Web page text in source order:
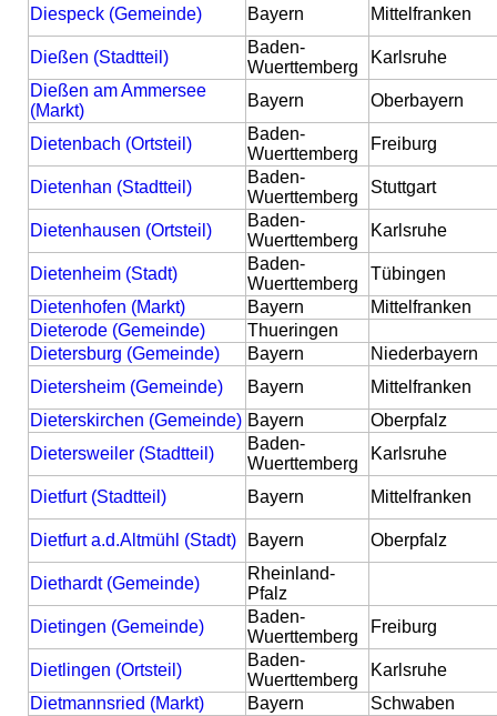
Diespeck (Gemeinde) Bayern Mittelfranken
Dießen (Stadtteil)
Baden-
Wuerttemberg
Karlsruhe
Dießen am Ammersee
(Markt)
Bayern Oberbayern
Dietenbach (Ortsteil)
Baden-
Wuerttemberg
Freiburg
Dietenhan (Stadtteil)
Baden-
Wuerttemberg
Stuttgart
Dietenhausen (Ortsteil)
Baden-
Wuerttemberg
Karlsruhe
Dietenheim (Stadt)
Baden-
Wuerttemberg
Tübingen
Dietenhofen (Markt)
Bayern
Mittelfranken
Dieterode (Gemeinde)
Thueringen
Dietersburg (Gemeinde)
Bayern
Niederbayern
Dietersheim (Gemeinde)
Bayern
Mittelfranken
Dieterskirchen (Gemeinde) Bayern
Oberpfalz
Dietersweiler (Stadtteil)
Baden-
Wuerttemberg
Karlsruhe
Dietfurt (Stadtteil) Bayern Mittelfranken
Dietfurt a.d.Altmühl (Stadt) Bayern Oberpfalz
Diethardt (Gemeinde)
Rheinland-
Pfalz
Dietingen (Gemeinde)
Baden-
Wuerttemberg
Freiburg
Dietlingen (Ortsteil)
Baden-
Wuerttemberg
Karlsruhe
Dietmannsried (Markt)
Bayern
Schwaben